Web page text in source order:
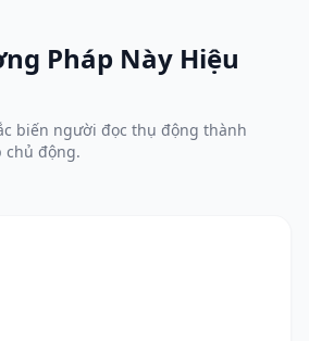
Pháp Này Hiệu
biến người đọc thụ động thành
động.